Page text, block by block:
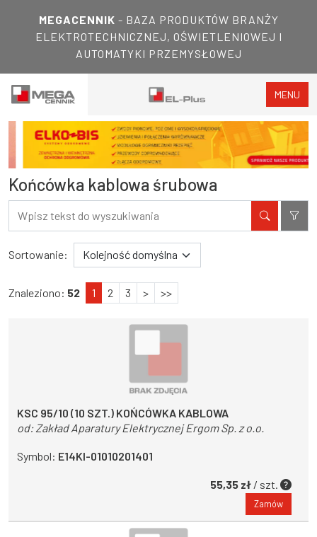
MEGACENNIK - BAZA PRODUKTÓW BRANŻY
ELEKTROTECHNICZNEJ, OŚWIETLENIOWEJ I
AUTOMATYKI PRZEMYSŁOWEJ
MENU
Końcówka kablowa śrubowa
Filtry
Wyniki wyszukiwania
Sortowanie:
Znaleziono: 52 1 2 3 > >>
KSC 95/10 (10 SZT.) KOŃCÓWKA KABLOWA
od: Zakład Aparatury Elektrycznej Ergom Sp. z o.o.
Symbol: E14KI-01010201401
55,35 zł / szt.
Zamów